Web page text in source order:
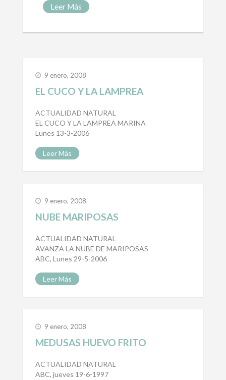
Leer Más
9 enero, 2008
EL CUCO Y LA LAMPREA
ACTUALIDAD NATURAL
EL CUCO Y LA LAMPREA MARINA
Lunes 13-3-2006
Leer Más
9 enero, 2008
NUBE MARIPOSAS
ACTUALIDAD NATURAL
AVANZA LA NUBE DE MARIPOSAS
ABC, Lunes 29-5-2006
Leer Más
9 enero, 2008
MEDUSAS HUEVO FRITO
ACTUALIDAD NATURAL
ABC, jueves 19-6-1997